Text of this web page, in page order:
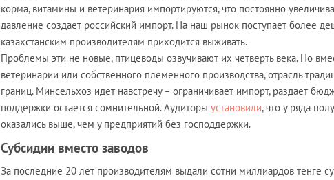
корма, витамины и ветеринария импортируются, что постоянно
давление создает российский импорт. На наш рынок поступает более
казахстанским производителям приходится выживать.
Проблемы эти не новые, птицеводы озвучивают их четверть века. Но
ветеринарии или собственного племенного производства, отрасль
границ. Минсельхоз идет навстречу – ограничивает импорт, раздает
поддержки остается сомнительной. Аудиторы установили, что у ряда
оказались выше, чем у предприятий без господдержки.
Субсидии вместо заводов
За последние 20 лет производителям выдали сотни миллиардов тенге